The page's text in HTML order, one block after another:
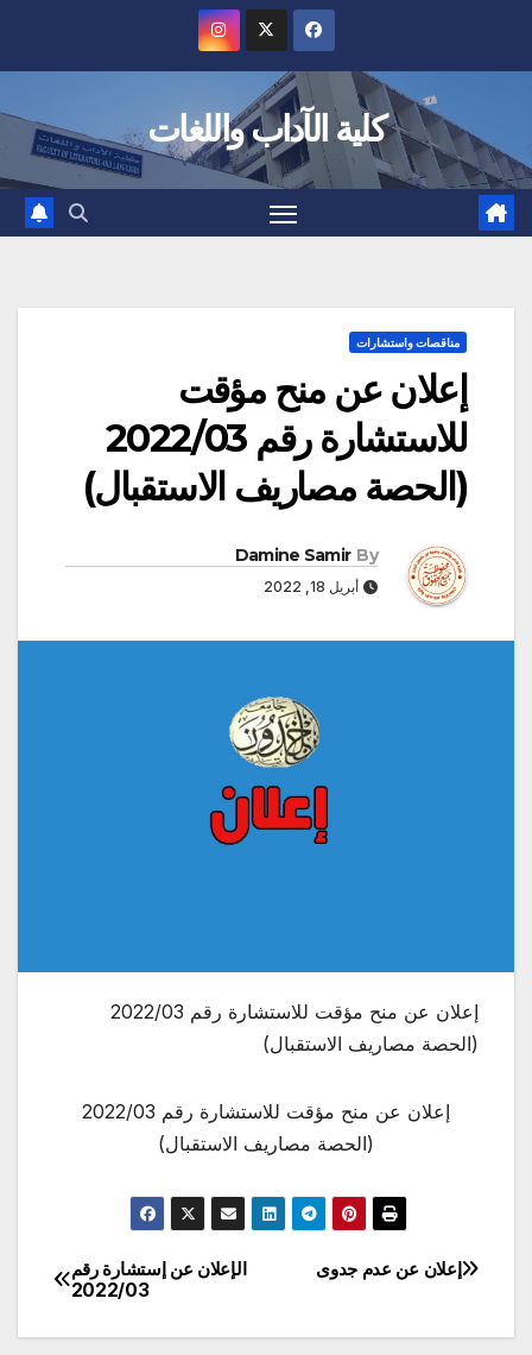
كلية الآداب واللغات
مناقصات واستشارات
إعلان عن منح مؤقت
للاستشارة رقم 2022/03
(الحصة مصاريف الاستقبال)
By
Damine Samir
أبريل 18, 2022
إعلان عن منح مؤقت للاستشارة رقم 2022/03
(الحصة مصاريف الاستقبال)
إعلان عن منح مؤقت للاستشارة رقم 2022/03
(الحصة مصاريف الاستقبال)
تصفّح
المقالات
الإعلان عن إستشارة رقم
2022/03
إعلان عن عدم جدوى